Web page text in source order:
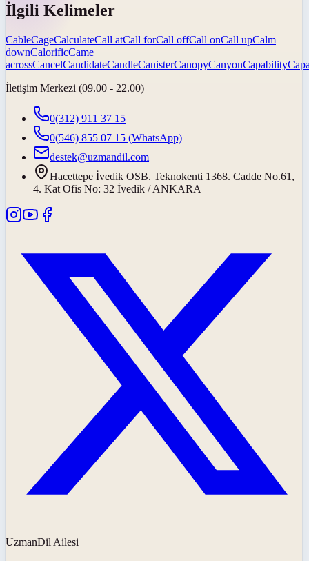
İlgili Kelimeler
CableCageCalculateCall atCall forCall offCall onCall upCalm
downCalorificCame
acrossCancelCandidateCandleCanisterCanopyCanyonCapability
İletişim Merkezi (09.00 - 22.00)
0(312) 911 37 15
0(546) 855 07 15 (WhatsApp)
destek@uzmandil.com
Hacettepe İvedik OSB. Teknokenti 1368. Cadde No.61,
4. Kat Ofis No: 32 İvedik / ANKARA
UzmanDil Ailesi